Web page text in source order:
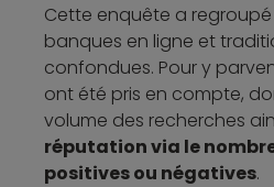
Cette enquête a regroupé
banques en ligne et
confondues. Pour y
ont été pris en compte,
volume des recherches
réputation via le
positives ou négatives.